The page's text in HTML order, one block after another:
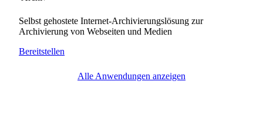
Selbst gehostete Internet-Archivierungslösung zur
Archivierung von Webseiten und Medien
Bereitstellen
Alle Anwendungen anzeigen